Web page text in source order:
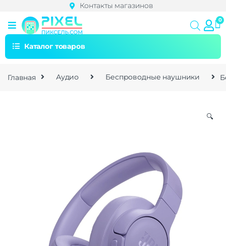
Контакты магазинов
Каталог товаров
Главная Аудио Беспроводные наушники
🔍